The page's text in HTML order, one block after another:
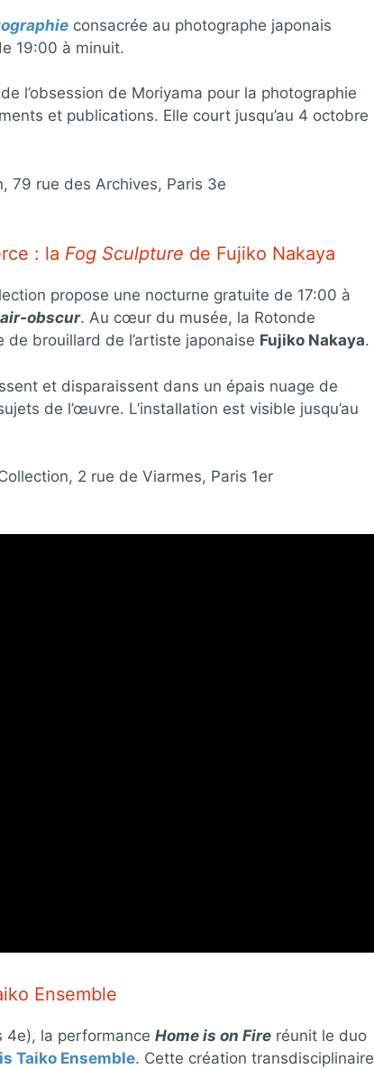
consacrée au photographe japonais
19:00 à minuit.
l’obsession de Moriyama pour la photographie
et publications. Elle court jusqu’au 4 octobre
79 rue des Archives, Paris 3e
: la Fog Sculpture de Fujiko Nakaya
propose une nocturne gratuite de 17:00 à
obscur. Au cœur du musée, la Rotonde
de brouillard de l’artiste japonaise Fujiko Nakaya.
et disparaissent dans un épais nuage de
de l’œuvre. L’installation est visible jusqu’au
2 rue de Viarmes, Paris 1er
Ensemble
4e), la performance Home is on Fire réunit le duo
Taiko Ensemble. Cette création transdisciplinaire